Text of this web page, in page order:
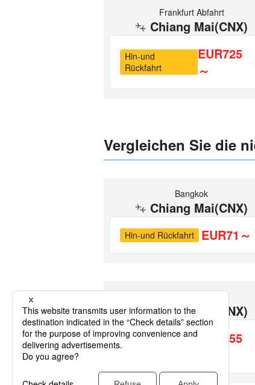
Frankfurt Abfahrt
Chiang Mai(CNX)
Hin-und
Rückfahrt
EUR725
～
Vergleichen Sie die
Bangkok
Chiang Mai(CNX)
Hin-und Rückfahrt EUR71～
Chiang Mai(CNX)
Hin-und
EUR355